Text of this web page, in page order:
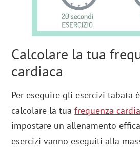
Calcolare la tua
cardiaca
Per eseguire gli esercizi tabata
calcolare la tuafrequenza
impostare un allenamento
esercizi vanno eseguiti alla